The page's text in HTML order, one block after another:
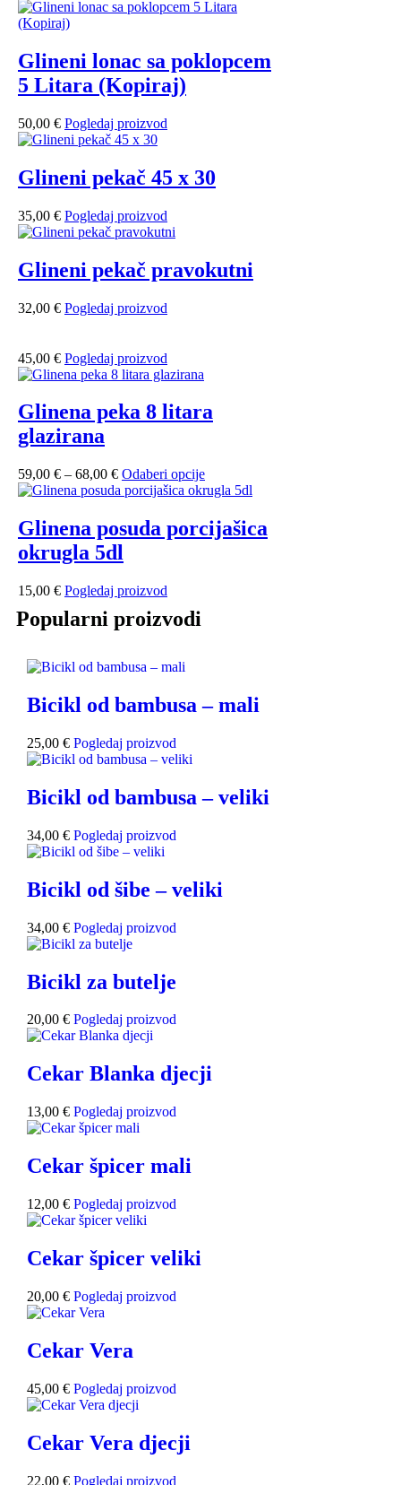
Glineni lonac sa poklopcem
5 Litara (Kopiraj)
50,00 € Pogledaj proizvod
Glineni pekač 45 x 30
35,00 € Pogledaj proizvod
Glineni pekač pravokutni
32,00 € Pogledaj proizvod
45,00 € Pogledaj proizvod
Glinena peka 8 litara
glazirana
59,00 € – 68,00 € Odaberi opcije
Glinena posuda porcijašica
okrugla 5dl
15,00 € Pogledaj proizvod
Popularni proizvodi
Bicikl od bambusa – mali
25,00 € Pogledaj proizvod
Bicikl od bambusa – veliki
34,00 € Pogledaj proizvod
Bicikl od šibe – veliki
34,00 € Pogledaj proizvod
Bicikl za butelje
20,00 € Pogledaj proizvod
Cekar Blanka djecji
13,00 € Pogledaj proizvod
Cekar špicer mali
12,00 € Pogledaj proizvod
Cekar špicer veliki
20,00 € Pogledaj proizvod
Cekar Vera
45,00 € Pogledaj proizvod
Cekar Vera djecji
22,00 € Pogledaj proizvod